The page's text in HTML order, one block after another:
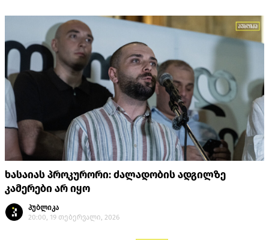
ხასაიას პროკურორი: ძალადობის ადგილზე
კამერები არ იყო
პუბლიკა
20:00, 19 თებერვალი, 2026